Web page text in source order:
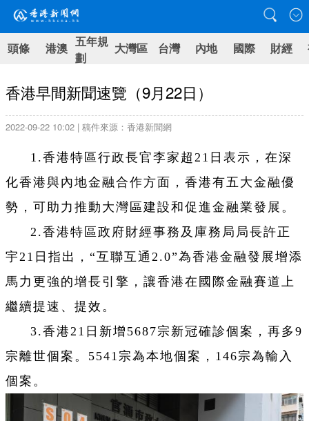
頭條 港澳 五年規
劃
大灣區 台灣 內地 國際 財經
香港早間新聞速覽（9月22日）
2022-09-22 10:02 | 稿件來源：香港新聞網
1.香港特區行政長官李家超21日表示，在深
化香港與內地金融合作方面，香港有五大金融優
勢，可助力推動大灣區建設和促進金融業發展。
2.香港特區政府財經事務及庫務局局長許正
宇21日指出，“互聯互通2.0”為香港金融發展增添
馬力更強的增長引擎，讓香港在國際金融賽道上
繼續提速、提效。
3.香港21日新增5687宗新冠確診個案，再多9
宗離世個案。5541宗為本地個案，146宗為輸入
個案。